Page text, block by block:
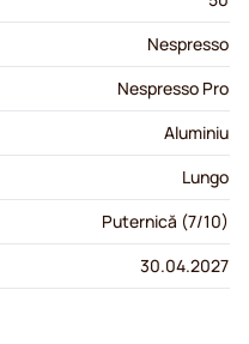
Nespresso
Nespresso Pro
Aluminiu
Lungo
Puternică (7/10)
30.04.2027